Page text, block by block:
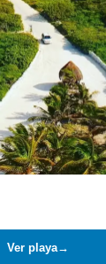
Ver playa→